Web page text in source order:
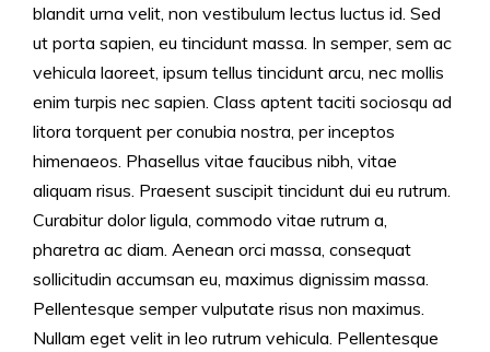
blandit urna velit, non vestibulum lectus luctus id. Sed
ut porta sapien, eu tincidunt massa. In semper, sem ac
vehicula laoreet, ipsum tellus tincidunt arcu, nec mollis
enim turpis nec sapien. Class aptent taciti sociosqu ad
litora torquent per conubia nostra, per inceptos
himenaeos. Phasellus vitae faucibus nibh, vitae
aliquam risus. Praesent suscipit tincidunt dui eu rutrum.
Curabitur dolor ligula, commodo vitae rutrum a,
pharetra ac diam. Aenean orci massa, consequat
sollicitudin accumsan eu, maximus dignissim massa.
Pellentesque semper vulputate risus non maximus.
Nullam eget velit in leo rutrum vehicula. Pellentesque